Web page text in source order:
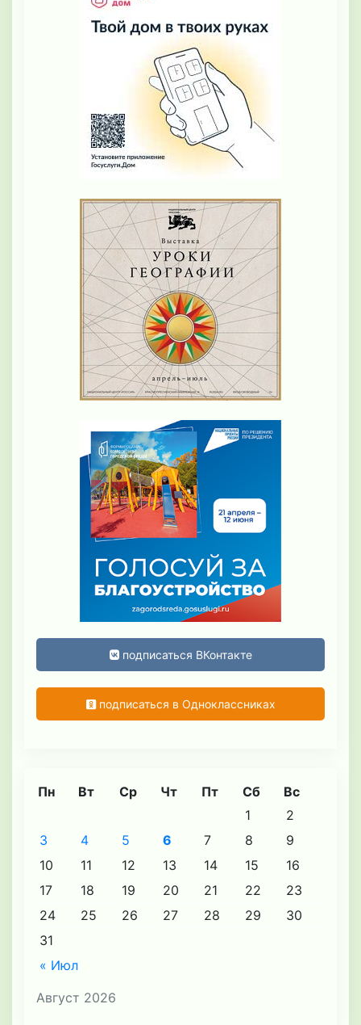
подписаться ВКонтакте
подписаться в Одноклассниках
Август 2026
Пн Вт Ср Чт Пт Сб Вс
« Июл
1
2
3
4 5 6 7 8
9
10
11 12 13 14 15
16
17
18 19 20 21 22
23
24
25 26 27 28 29
30
31